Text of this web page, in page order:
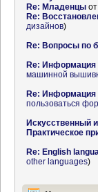
Re: Младенцыот
Re:
дизайнов)
Re: Вопросы по
Re: Информация
машинной
Re: Информация
пользоваться
Искусственный
Практическое
Re: English
other languages)